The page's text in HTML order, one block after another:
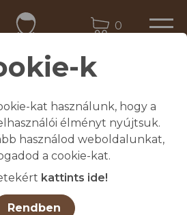
0
k
kat használunk, hogy a
élményt nyújtsuk.
használod weboldalunkat,
a cookie-kat.
kattints ide!
Rendben